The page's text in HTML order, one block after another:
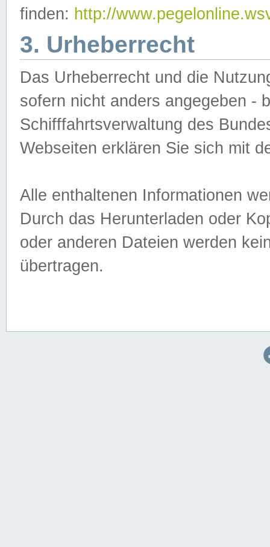
finden: http://
3. Urheberrecht
Das Urheberrecht und die
sofern nicht anders angegeben -
Schifffahrtsverwaltung des
Webseiten erklären Sie sich mit
Alle enthaltenen Informationen
Durch das Herunterladen oder
oder anderen Dateien werden
übertragen.